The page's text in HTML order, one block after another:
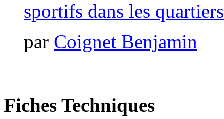
sportifs dans les
par Coignet Benjamin
Fiches Techniques